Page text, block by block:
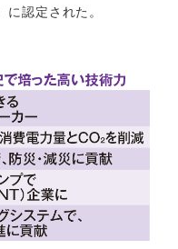
認定された。